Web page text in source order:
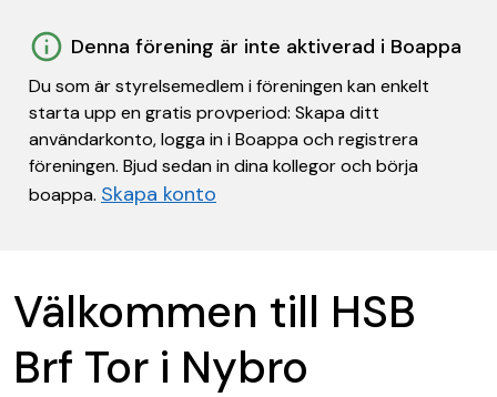
Denna förening är inte aktiverad i Boappa
Du som är styrelsemedlem i föreningen kan enkelt
starta upp en gratis provperiod: Skapa ditt
användarkonto, logga in i Boappa och registrera
föreningen. Bjud sedan in dina kollegor och börja
boappa. Skapa konto
Välkommen till HSB
Brf Tor i Nybro